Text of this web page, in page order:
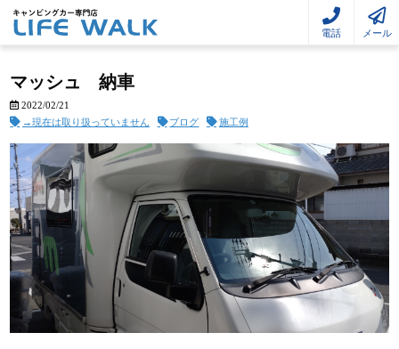
電話 メール
マッシュ 納車
2022/02/21
→現在は取り扱っていません
ブログ 施工例